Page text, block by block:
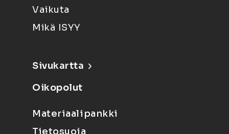
Vaikuta
Mikä ISYY
Sivukartta
Oikopolut
Materiaalipankki
Tietosuoja